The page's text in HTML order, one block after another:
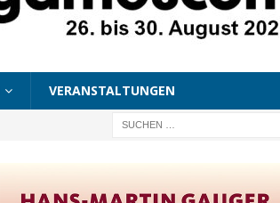
VERANSTALTUNGEN